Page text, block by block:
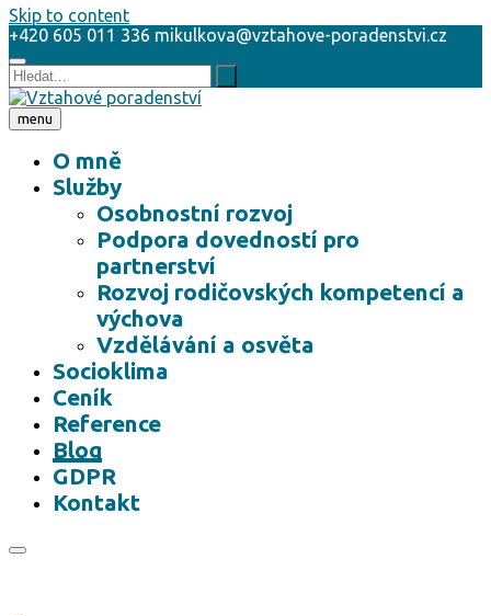
Skip to content
+420 605 011 336 mikulkova@vztahove-poradenstvi.cz
menu
O mně
Služby
Osobnostní rozvoj
Podpora dovedností pro
partnerství
Rozvoj rodičovských kompetencí a
výchova
Vzdělávání a osvěta
Socioklima
Ceník
Reference
Blog
GDPR
Kontakt